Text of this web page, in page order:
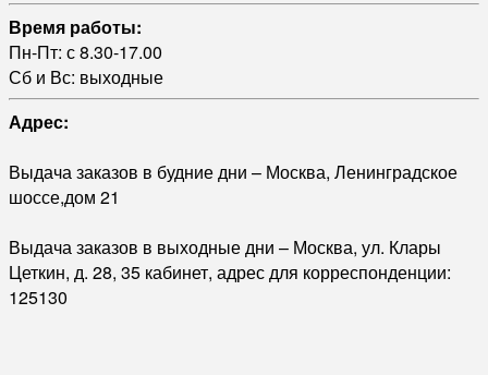
Время работы:
Пн-Пт: с 8.30-17.00
Сб и Вс: выходные
Адрес:
Выдача заказов в будние дни – Москва, Ленинградское
шоссе,дом 21
Выдача заказов в выходные дни – Москва, ул. Клары
Цеткин, д. 28, 35 кабинет, адрес для корреспонденции:
125130